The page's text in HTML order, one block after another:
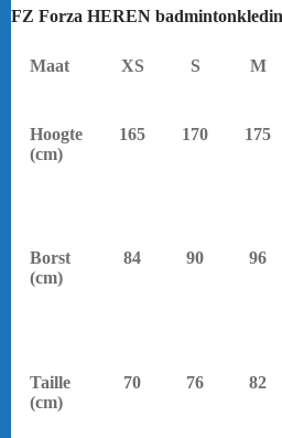
FZ Forza HEREN
Maat XS S M
Hoogte
(cm)
165 170 175
Borst
(cm)
84 90 96
Taille
(cm)
70 76 82